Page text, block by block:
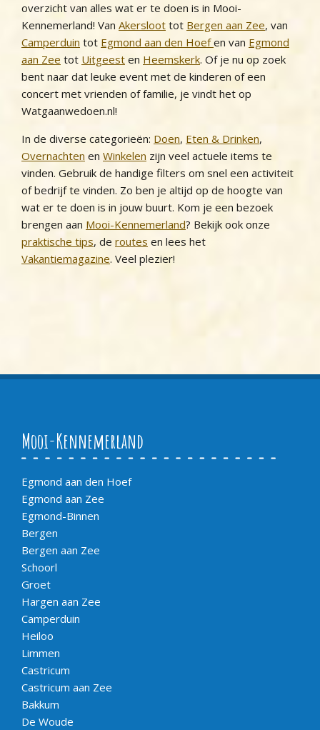
overzicht van alles wat er te doen is in Mooi-
Kennemerland! Van Akersloot tot Bergen aan Zee, van
Camperduin tot Egmond aan den Hoefen van Egmond
aan Zee tot Uitgeest en Heemskerk. Of je nu op zoek
bent naar dat leuke event met de kinderen of een
concert met vrienden of familie, je vindt het op
Watgaanwedoen.nl!
In de diverse categorieën: Doen, Eten & Drinken,
Overnachten en Winkelen zijn veel actuele items te
vinden. Gebruik de handige filters om snel een activiteit
of bedrijf te vinden. Zo ben je altijd op de hoogte van
wat er te doen is in jouw buurt. Kom je een bezoek
brengen aan Mooi-Kennemerland? Bekijk ook onze
praktische tips, de routes en lees het
Vakantiemagazine. Veel plezier!
Mooi-Kennemerland
Egmond aan den Hoef
Egmond aan Zee
Egmond-Binnen
Bergen
Bergen aan Zee
Schoorl
Groet
Hargen aan Zee
Camperduin
Heiloo
Limmen
Castricum
Castricum aan Zee
Bakkum
De Woude